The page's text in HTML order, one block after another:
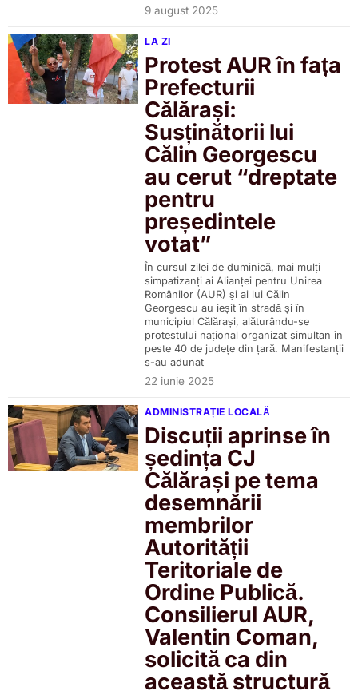
9 august 2025
LA ZI
Protest AUR în fața
Prefecturii
Călărași:
Susținătorii lui
Călin Georgescu
au cerut “dreptate
pentru
președintele
votat”
În cursul zilei de duminică, mai mulți
simpatizanți ai Alianței pentru Unirea
Românilor (AUR) și ai lui Călin
Georgescu au ieșit în stradă și în
municipiul Călărași, alăturându-se
protestului național organizat simultan în
peste 40 de județe din țară. Manifestanții
s-au adunat
22 iunie 2025
ADMINISTRAȚIE LOCALĂ
Discuții aprinse în
ședința CJ
Călărași pe tema
desemnării
membrilor
Autorității
Teritoriale de
Ordine Publică.
Consilierul AUR,
Valentin Coman,
solicită ca din
această structură